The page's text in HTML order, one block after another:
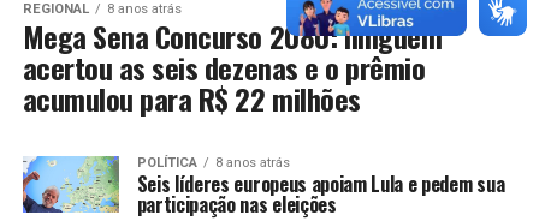
REGIONAL 8 anos atrás
Mega Sena Concurso 2080: ninguém
acertou as seis dezenas e o prêmio
acumulou para R$ 22 milhões
POLÍTICA 8 anos atrás
Seis líderes europeus apoiam Lula e pedem sua
participação nas eleições